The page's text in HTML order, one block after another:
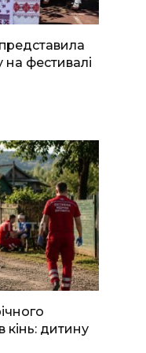
на фестивалі
кінь: дитину